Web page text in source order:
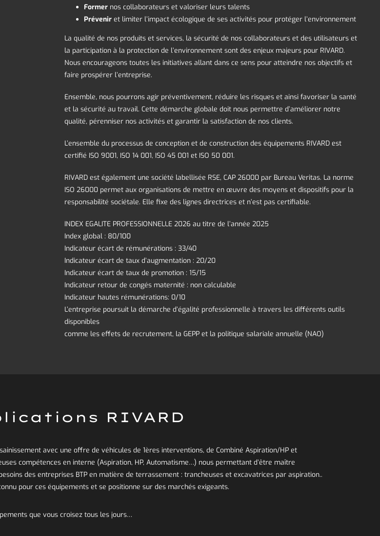
Former nos collaborateurs et valoriser leurs talents
Prévenir et limiter l’impact écologique de ses activités pour protéger l’environnement
La qualité de nos produits et services, la sécurité de nos collaborateurs et des utilisateurs et
la participation à la protection de l’environnement sont des enjeux majeurs pour RIVARD.
Nous encourageons toutes les initiatives allant dans ce sens pour atteindre nos objectifs et
faire prospérer l’entreprise.
Ensemble, nous pourrons agir préventivement, réduire les risques et ainsi favoriser la santé
et la sécurité au travail. Cette démarche globale doit nous permettre d’améliorer notre
qualité, pérenniser nos activités et garantir la satisfaction de nos clients.
L’ensemble du processus de conception et de construction des équipements RIVARD est
certifié ISO 9001, ISO 14 001, ISO 45 001 et ISO 50 001.
RIVARD est également une société labellisée RSE, CAP 26000 par Bureau Veritas. La norme
ISO 26000 permet aux organisations de mettre en œuvre des moyens et dispositifs pour la
responsabilité sociétale. Elle fixe des lignes directrices et n’est pas certifiable.
INDEX EGALITE PROFESSIONNELLE 2026 au titre de l’année 2025
Index global : 80/100
Indicateur écart de rémunérations : 33/40
Indicateur écart de taux d’augmentation : 20/20
Indicateur écart de taux de promotion : 15/15
Indicateur retour de congés maternité : non calculable
Indicateur hautes rémunérations: 0/10
L’entreprise poursuit la démarche d’égalité professionnelle à travers les différents outils
disponibles
comme les effets de recrutement, la GEPP et la politique salariale annuelle (NAO)
RIVARD
avec une offre de véhicules de 1ères interventions, de Combiné Aspiration/HP et
compétences en interne (Aspiration, HP, Automatisme…) nous permettant d’être maître
des entreprises BTP en matière de terrassement : trancheuses et excavatrices par aspiration..
pour ces équipements et se positionne sur des marchés exigeants.
que vous croisez tous les jours…